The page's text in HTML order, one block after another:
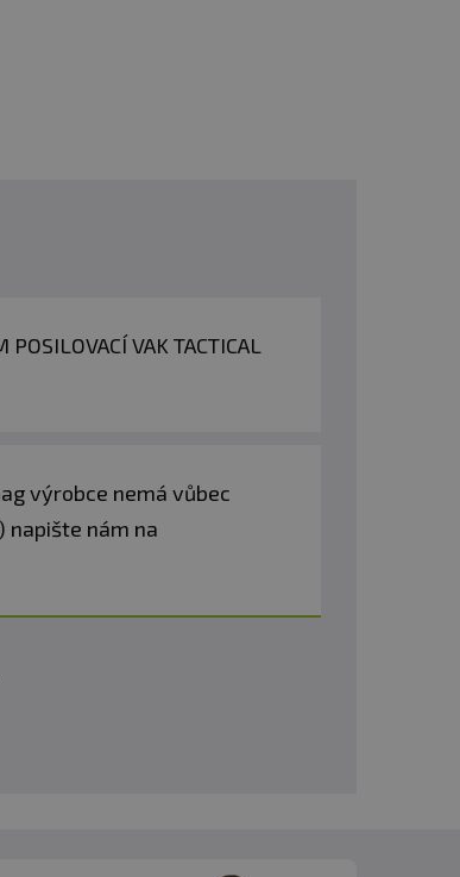
VAK TACTICAL
výrobce nemá vůbec
napište nám na